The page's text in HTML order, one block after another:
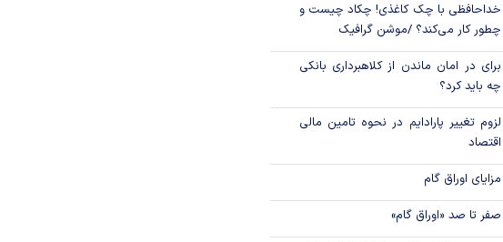
خداحافظی با چک کاغذی! چکاد چیست و
چطور کار می‌کند؟ /موشن گرافیک
برای در امان ماندن از کلاهبرداری بانکی
چه باید کرد؟
لزوم تغییر پارادایم در نحوه تامین مالی
اقتصاد
مزایای اوراق گام
صفر تا صد «اوراق گام»